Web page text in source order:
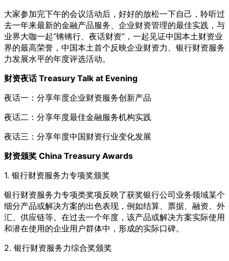
大家参加完下午的会议活动后，好好的放松一下自己，聆听过
去一年来最新的金融产品服务、企业财资管理的最佳实践，与
业界大咖一起“锵锵行、夜话财资”，一起见证中国本土财资业
界的最高荣誉，中国本土首个反映企业财资力、银行财资服务
力发展水平的年度评选活动。
财资夜话 Treasury Talk at Evening
夜话一：分享年度企业财资服务创新产品
夜话二：分享年度最佳金融服务机构实践
夜话三：分享年度中国财资行业变化发展
财资颁奖 China Treasury Awards
1. 银行财资服务力专项奖颁奖
银行财资服务力专项类奖项反映了获奖银行公司业务领域某个
细分产品或解决方案的出色表现，例如结算、票据、融资、外
汇、供应链等。在过去一个年度，该产品或解决方案实际使用
和潜在使用的企业用户群体中，形成的实际口碑。
2. 银行财资服务力综合奖颁奖